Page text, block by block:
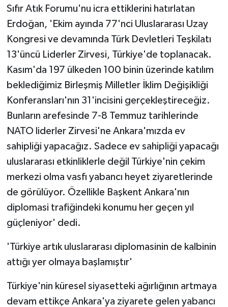
Sıfır Atık Forumu'nu icra ettiklerini hatırlatan
Erdoğan, 'Ekim ayında 77'nci Uluslararası Uzay
Kongresi ve devamında Türk Devletleri Teşkilatı
13'üncü Liderler Zirvesi, Türkiye'de toplanacak.
Kasım'da 197 ülkeden 100 binin üzerinde katılım
beklediğimiz Birleşmiş Milletler İklim Değişikliği
Konferansları'nın 31'incisini gerçekleştireceğiz.
Bunların arefesinde 7-8 Temmuz tarihlerinde
NATO liderler Zirvesi'ne Ankara'mızda ev
sahipliği yapacağız. Sadece ev sahipliği yapacağı
uluslararası etkinliklerle değil Türkiye'nin çekim
merkezi olma vasfı yabancı heyet ziyaretlerinde
de görülüyor. Özellikle Başkent Ankara'nın
diplomasi trafiğindeki konumu her geçen yıl
güçleniyor' dedi.
'Türkiye artık uluslararası diplomasinin de kalbinin
attığı yer olmaya başlamıştır'
Türkiye'nin küresel siyasetteki ağırlığının artmaya
devam ettikçe Ankara'ya ziyarete gelen yabancı